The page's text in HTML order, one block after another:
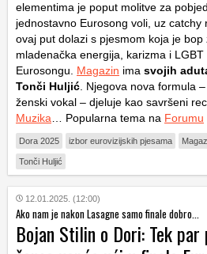
elementima je poput molitve za
jednostavno Eurosong voli, uz catchy
ovaj put dolazi s pjesmom koja je
mladenačka energija, karizma i
Eurosongu. Magazin ima svojih
Tonči Huljić. Njegova nova formula
ženski vokal – djeluje kao savršeni
Muzika… Popularna tema na Forumu
Dora 2025 izbor eurovizijskih pjesama
Tonči Huljić
12.01.2025. (12:00)
Ako nam je nakon Lasagne samo finale dobro...
Bojan Stilin o Dori: Tek par